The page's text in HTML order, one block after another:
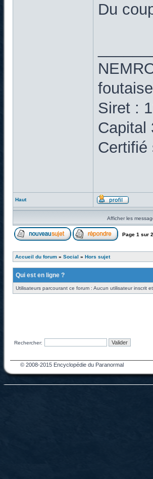
Du
Siret :
Capital
Certifié
Haut
Afficher les
Page 1 sur
Accueil du forum » Social » Hors sujet
Qui est en ligne ?
Utilisateurs parcourant ce forum : Aucun utilisateur inscrit
Rechercher:
© 2008-2015 Encyclopédie du Paranormal